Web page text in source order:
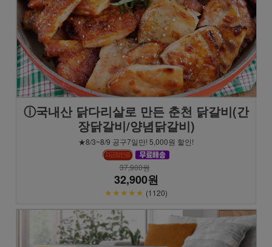
ⓘ국내산 닭다리살로 만든 춘천 닭갈비(간
장닭갈비/양념닭갈비)
★8/3~8/9 공구7일만! 5,000원 할인!
37,900원
32,900원
★★★★★ (1120)